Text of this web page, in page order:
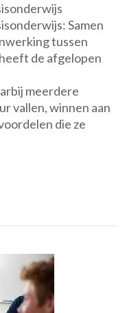
Samen
tussen
de afgelopen
meerdere
vallen, winnen aan
die ze